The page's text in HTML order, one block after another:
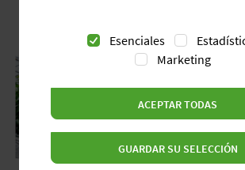
Esenciales
Marketing
ACEPTAR TODAS
GUARDAR SU SELECCIÓN